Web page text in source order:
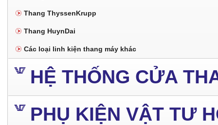
Thang ThyssenKrupp
Thang HuynDai
Các loại linh kiện thang máy khác
HỆ THỐNG CỬA
PHỤ KIỆN VẬT TƯ